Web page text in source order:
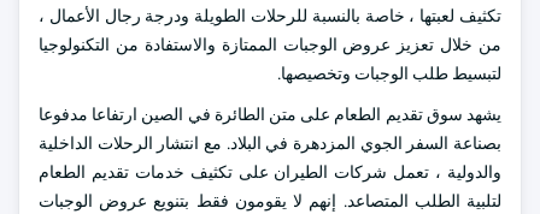
تكثيف لعبتها ، خاصة بالنسبة للرحلات الطويلة ودرجة رجال الأعمال ،
من خلال تعزيز عروض الوجبات الممتازة والاستفادة من التكنولوجيا
لتبسيط طلب الوجبات وتخصيصها.
يشهد سوق تقديم الطعام على متن الطائرة في الصين ارتفاعا مدفوعا
بصناعة السفر الجوي المزدهرة في البلاد. مع انتشار الرحلات الداخلية
والدولية ، تعمل شركات الطيران على تكثيف خدمات تقديم الطعام
لتلبية الطلب المتصاعد. إنهم لا يقومون فقط بتنويع عروض الوجبات